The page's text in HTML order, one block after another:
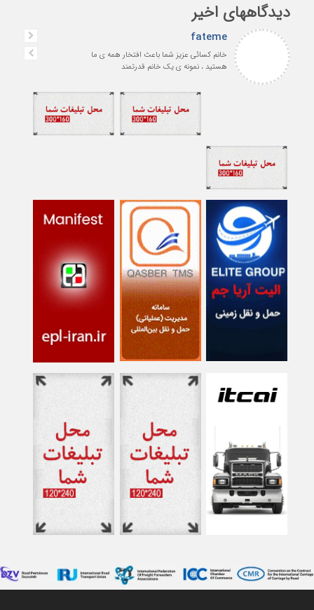
دیدگاههای اخیر
fateme
خانم کسائی عزیز شما باعث افتخار همه ی ما
هستید ، نمونه ی یک خانم قدرتمند